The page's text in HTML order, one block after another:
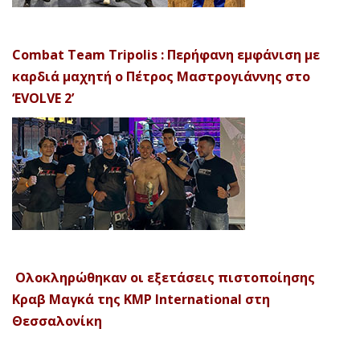
Combat Team Tripolis : Περήφανη εμφάνιση με
καρδιά μαχητή ο Πέτρος Μαστρογιάννης στο
‘EVOLVE 2’
Ολοκληρώθηκαν οι εξετάσεις πιστοποίησης
Κραβ Μαγκά της KMP International στη
Θεσσαλονίκη